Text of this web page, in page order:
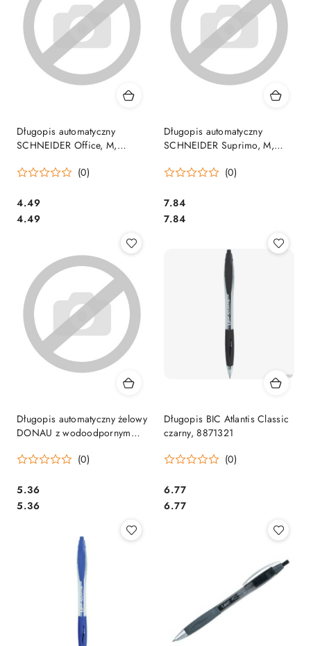
Długopis automatyczny
SCHNEIDER Office, M,
(0)
Cena:
4.49
Cena:
4.49
Długopis automatyczny
SCHNEIDER Suprimo, M,
(0)
Cena:
7.84
Cena:
7.84
Długopis automatyczny żelowy
DONAU z wodoodpornym
7344001PL-06(0)
Cena:
5.36
Cena:
5.36
Długopis BIC Atlantis Classic
czarny, 8871321
(0)
Cena:
6.77
Cena:
6.77